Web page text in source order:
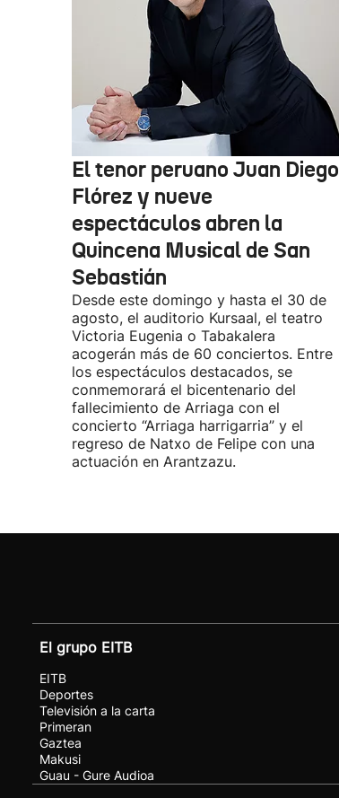
El tenor peruano Juan Diego
Flórez y nueve
espectáculos abren la
Quincena Musical de San
Sebastián
Desde este domingo y hasta el 30 de
agosto, el auditorio Kursaal, el teatro
Victoria Eugenia o Tabakalera
acogerán más de 60 conciertos. Entre
los espectáculos destacados, se
conmemorará el bicentenario del
fallecimiento de Arriaga con el
concierto “Arriaga harrigarria” y el
regreso de Natxo de Felipe con una
actuación en Arantzazu.
El grupo EITB
EITB
Deportes
Televisión a la carta
Primeran
Gaztea
Makusi
Guau - Gure Audioa